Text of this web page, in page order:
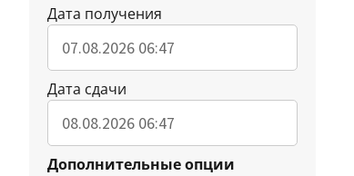
Дата получения
Дата сдачи
Дополнительные опции